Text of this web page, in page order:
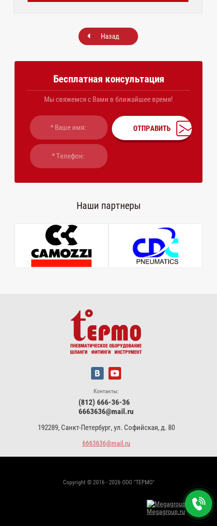
Назад
Бесплатная консультация
Мы свяжемся с Вами в ближайшее время!
ОТПРАВИТЬ
Наши партнеры
Контакты:
(812) 666-36-36
6663636@mail.ru
192289, Санкт-Петербург, ул. Софийская, д. 80
6663636@mail.ru
Copyright © 2016 - 2026 ООО "ТЕРМО"
Megagroup.ru